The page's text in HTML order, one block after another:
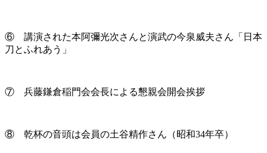
⑥ 講演された本阿彌光次さんと演武の今泉威夫さん「日本
刀とふれあう」
⑦ 兵藤鎌倉稲門会会長による懇親会開会挨拶
⑧ 乾杯の音頭は会員の土谷精作さん（昭和34年卒）